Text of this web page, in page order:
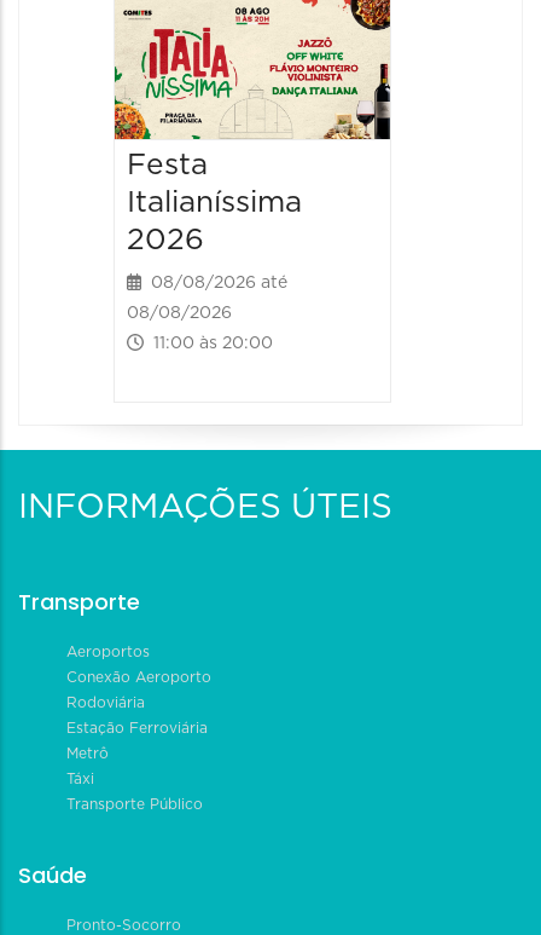
Festa
Italianíssima
2026
08/08/2026 até
08/08/2026
11:00 às 20:00
INFORMAÇÕES ÚTEIS
Transporte
Aeroportos
Conexão Aeroporto
Rodoviária
Estação Ferroviária
Metrô
Táxi
Transporte Público
Saúde
Pronto-Socorro